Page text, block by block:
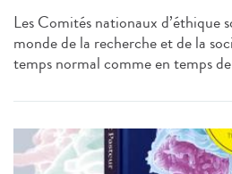
Les Comités nationaux d’éthique
monde de la recherche et de la
temps normal comme en temps de